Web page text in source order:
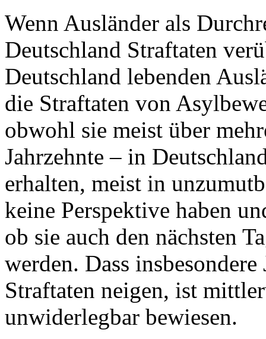
Wenn Ausländer als
Deutschland Straftaten
Deutschland lebenden
die Straftaten von
obwohl sie meist über
Jahrzehnte – in
erhalten, meist in
keine Perspektive haben
ob sie auch den nächsten
werden. Dass
Straftaten neigen, ist
unwiderlegbar bewiesen.